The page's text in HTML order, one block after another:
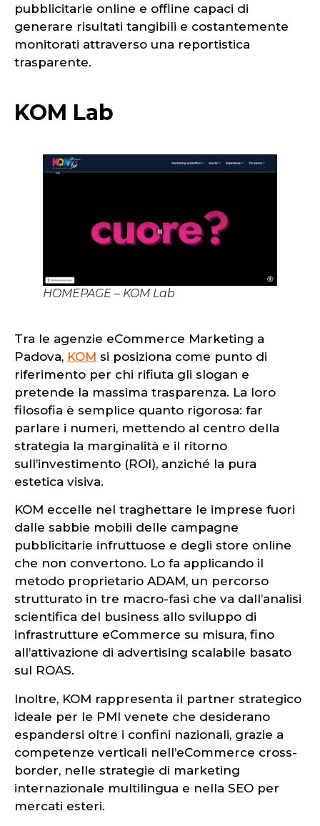
pubblicitarie online e offline capaci di
generare risultati tangibili e costantemente
monitorati attraverso una reportistica
trasparente.
KOM Lab
HOMEPAGE – KOM Lab
Tra le agenzie eCommerce Marketing a
Padova, KOM si posiziona come punto di
riferimento per chi rifiuta gli slogan e
pretende la massima trasparenza. La loro
filosofia è semplice quanto rigorosa: far
parlare i numeri, mettendo al centro della
strategia la marginalità e il ritorno
sull’investimento (ROI), anziché la pura
estetica visiva.
KOM eccelle nel traghettare le imprese fuori
dalle sabbie mobili delle campagne
pubblicitarie infruttuose e degli store online
che non convertono. Lo fa applicando il
metodo proprietario ADAM, un percorso
strutturato in tre macro-fasi che va dall’analisi
scientifica del business allo sviluppo di
infrastrutture eCommerce su misura, fino
all’attivazione di advertising scalabile basato
sul ROAS.
Inoltre, KOM rappresenta il partner strategico
ideale per le PMI venete che desiderano
espandersi oltre i confini nazionali, grazie a
competenze verticali nell’eCommerce cross-
border, nelle strategie di marketing
internazionale multilingua e nella SEO per
mercati esteri.